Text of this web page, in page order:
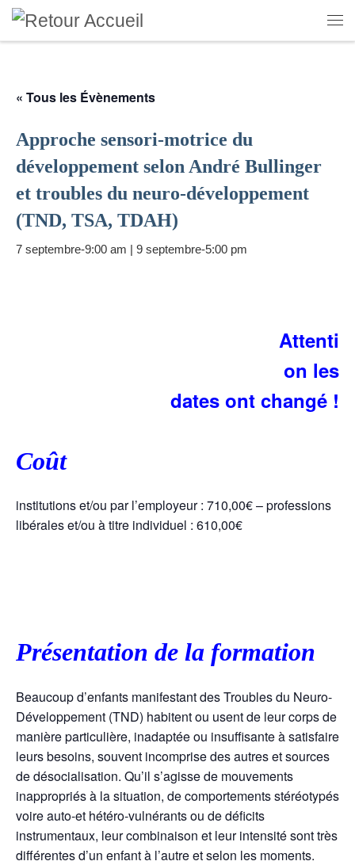
Skip to content
« Tous les Évènements
Approche sensori-motrice du
développement selon André Bullinger
et troubles du neuro-développement
(TND, TSA, TDAH)
7 septembre-9:00 am | 9 septembre-5:00 pm
Attenti
on les
dates ont changé !
Coût
institutions et/ou par l’employeur : 710,00€ – professions
libérales et/ou à titre individuel : 610,00€
Présentation de la formation
Beaucoup d’enfants manifestant des Troubles du Neuro-
Développement (TND) habitent ou usent de leur corps de
manière particulière, inadaptée ou insuffisante à satisfaire
leurs besoins, souvent incomprise des autres et sources
de désocialisation. Qu’il s’agisse de mouvements
inappropriés à la situation, de comportements stéréotypés
voire auto-et hétéro-vulnérants ou de déficits
instrumentaux, leur combinaison et leur intensité sont très
différentes d’un enfant à l’autre et selon les moments.